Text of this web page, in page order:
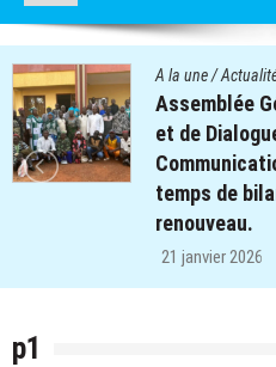
d’Ecoute
de
du Sahel : Un
p1